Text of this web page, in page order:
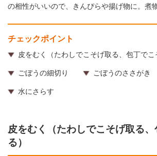
の相性がいいので、きんぴらや揚げ物に。煮
チェックポイント
皮をむく（たわしでこそげ取る、包丁でこ
ごぼうの細切り ごぼうのささがき
水にさらす
皮をむく（たわしでこそげ取る
る）